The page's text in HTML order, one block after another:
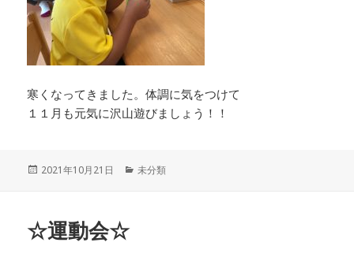
寒くなってきました。体調に気をつけて
１１月も元気に沢山遊びましょう！！
投
2021年10月21日
カ
未分類
☆運動会☆